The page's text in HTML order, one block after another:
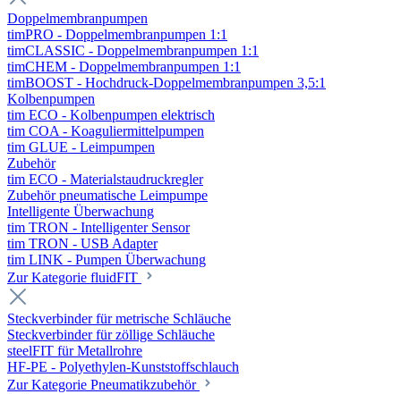
Doppelmembranpumpen
timPRO - Doppelmembranpumpen 1:1
timCLASSIC - Doppelmembranpumpen 1:1
timCHEM - Doppelmembranpumpen 1:1
timBOOST - Hochdruck-Doppelmembranpumpen 3,5:1
Kolbenpumpen
tim ECO - Kolbenpumpen elektrisch
tim COA - Koaguliermittelpumpen
tim GLUE - Leimpumpen
Zubehör
tim ECO - Materialstaudruckregler
Zubehör pneumatische Leimpumpe
Intelligente Überwachung
tim TRON - Intelligenter Sensor
tim TRON - USB Adapter
tim LINK - Pumpen Überwachung
Zur Kategorie fluidFIT
Steckverbinder für metrische Schläuche
Steckverbinder für zöllige Schläuche
steelFIT für Metallrohre
HF-PE - Polyethylen-Kunststoffschlauch
Zur Kategorie Pneumatikzubehör